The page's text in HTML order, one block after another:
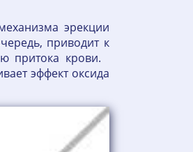
эрекции
приводит к
притока крови.
эффект оксида